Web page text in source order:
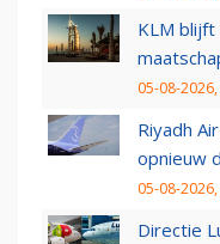
KLM
05-08-
Riyadh
opnieuw
05-08-
Directie